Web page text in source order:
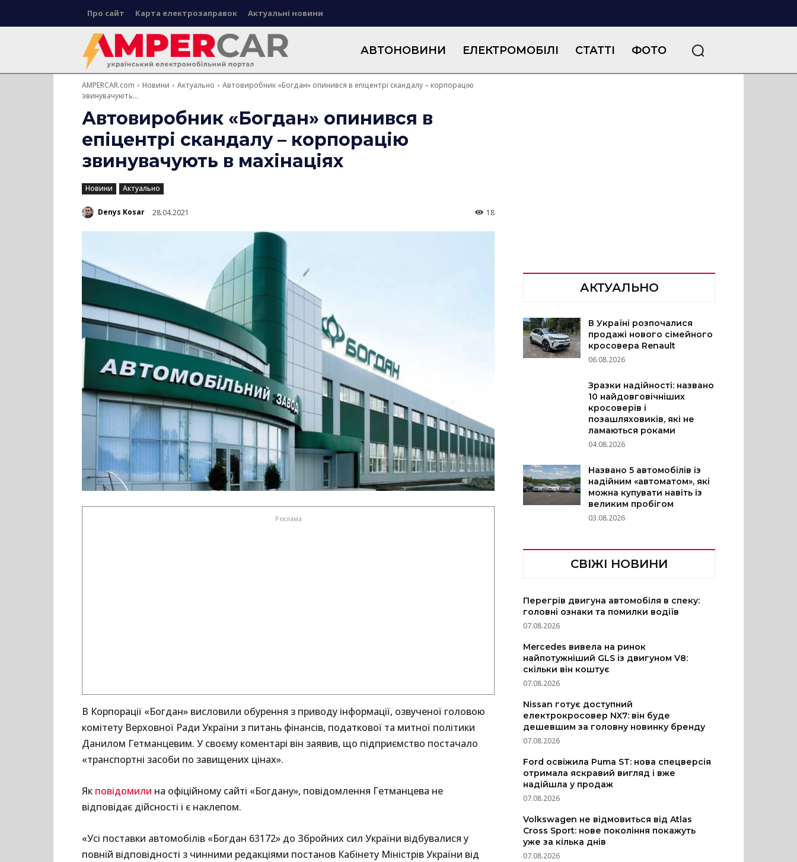
Про сайт Карта електрозаправок Актуальні новини
АВТОНОВИНИ ЕЛЕКТРОМОБІЛІ СТАТТІ ФОТО
AMPERCAR.com Новини Актуально
Автовиробник «Богдан» опинився в епіцентрі скандалу – корпорацію
звинувачують...
Автовиробник «Богдан» опинився в
епіцентрі скандалу – корпорацію
звинувачують в махінаціях
Новини Актуально
Denys Kosar 28.04.2021 18
В Корпорації «Богдан» висловили обурення з приводу інформації, озвученої головою
комітету Верховної Ради України з питань фінансів, податкової та митної політики
Данилом Гетманцевим. У своєму коментарі він заявив, що підприємство постачало
«транспортні засоби по завищених цінах».
Як повідомили на офіційному сайті «Богдану», повідомлення Гетманцева не
відповідає дійсності і є наклепом.
«Усі поставки автомобілів «Богдан 63172» до Збройних сил України відбувалися у
повній відповідності з чинними редакціями постанов Кабінету Міністрів України від
АКТУАЛЬНО
В Україні розпочалися
продажі нового сімейного
кросовера Renault
06.08.2026
Зразки надійності: названо
10 найдовговічніших
кросоверів і
позашляховиків, які не
ламаються роками
04.08.2026
Названо 5 автомобілів із
надійним «автоматом», які
можна купувати навіть із
великим пробігом
03.08.2026
СВІЖІ НОВИНИ
Перегрів двигуна автомобіля в спеку:
головні ознаки та помилки водіїв
07.08.2026
Mercedes вивела на ринок
найпотужніший GLS із двигуном V8:
скільки він коштує
07.08.2026
Nissan готує доступний
електрокросовер NX7: він буде
дешевшим за головну новинку бренду
07.08.2026
Ford освіжила Puma ST: нова спецверсія
отримала яскравий вигляд і вже
надійшла у продаж
07.08.2026
Volkswagen не відмовиться від Atlas
Cross Sport: нове покоління покажуть
уже за кілька днів
07.08.2026